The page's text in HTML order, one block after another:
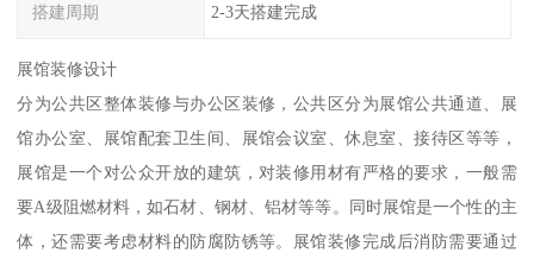
搭建周期 2-3天搭建完成
展馆装修设计
分为公共区整体装修与办公区装修，公共区分为展馆公共通道、展
馆办公室、展馆配套卫生间、展馆会议室、休息室、接待区等等，
展馆是一个对公众开放的建筑，对装修用材有严格的要求，一般需
要A级阻燃材料，如石材、钢材、铝材等等。同时展馆是一个性的主
体，还需要考虑材料的防腐防锈等。展馆装修完成后消防需要通过